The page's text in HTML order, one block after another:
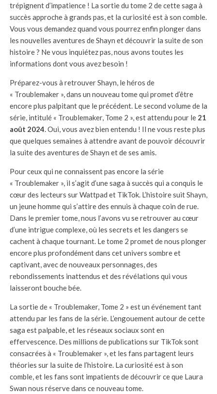
trépignent d’impatience ! La sortie du tome 2 de cette saga à
succès approche à grands pas, et la curiosité est à son comble.
Vous vous demandez quand vous pourrez enfin plonger dans
les nouvelles aventures de Shayn et découvrir la suite de son
histoire ? Ne vous inquiétez pas, nous avons toutes les
informations dont vous avez besoin !
Préparez-vous à retrouver Shayn, le héros de
« Troublemaker », dans un nouveau tome qui promet d’être
encore plus palpitant que le précédent. Le second volume de la
série, intitulé « Troublemaker, Tome 2 », est attendu pour le 21
août 2024 . Oui, vous avez bien entendu ! Il ne vous reste plus
que quelques semaines à attendre avant de pouvoir découvrir
la suite des aventures de Shayn et de ses amis.
Pour ceux qui ne connaissent pas encore la série
« Troublemaker », il s’agit d’une saga à succès qui a conquis le
cœur des lecteurs sur Wattpad et TikTok. L’histoire suit Shayn,
un jeune homme qui s’attire des ennuis à chaque coin de rue.
Dans le premier tome, nous l’avons vu se retrouver au cœur
d’une intrigue complexe, où les secrets et les dangers se
cachent à chaque tournant. Le tome 2 promet de nous plonger
encore plus profondément dans cet univers sombre et
captivant, avec de nouveaux personnages, des
rebondissements inattendus et des révélations qui vous
laisseront bouche bée.
La sortie de « Troublemaker, Tome 2 » est un événement tant
attendu par les fans de la série. L’engouement autour de cette
saga est palpable, et les réseaux sociaux sont en
effervescence. Des millions de publications sur TikTok sont
consacrées à « Troublemaker », et les fans partagent leurs
théories sur la suite de l’histoire. La curiosité est à son
comble, et les fans sont impatients de découvrir ce que Laura
Swan nous réserve dans ce nouveau tome.